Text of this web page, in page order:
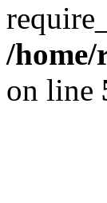
/
on line